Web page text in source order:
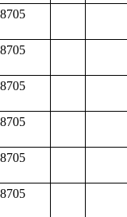
8705
8705
8705
8705
8705
8705